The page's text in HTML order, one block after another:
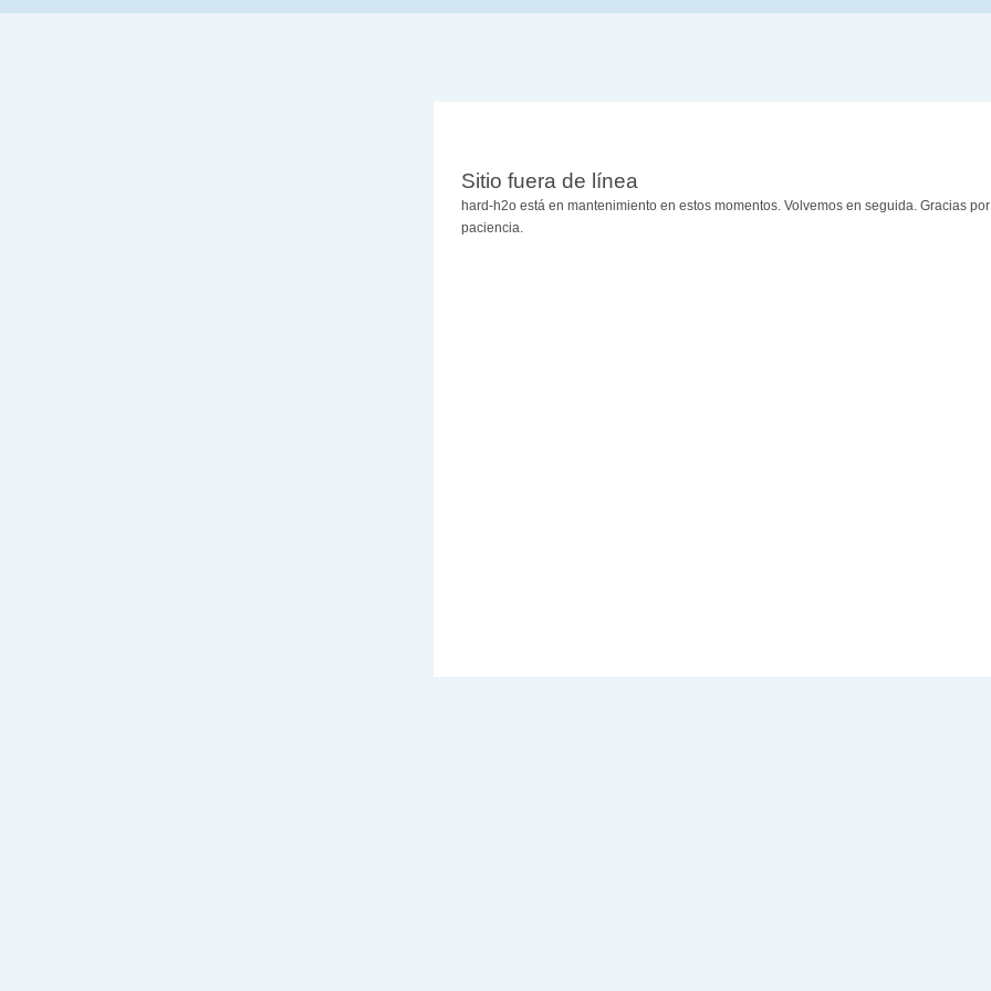
Sitio fuera de línea
hard-h2o está en mantenimiento en estos momentos. Volvemos en seguida. Gracias
paciencia.